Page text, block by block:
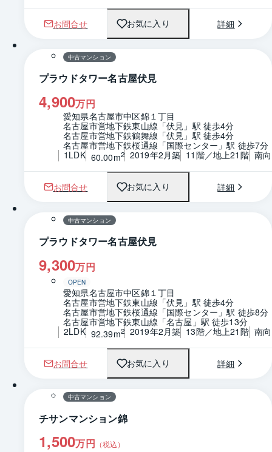
お問合せ お気に入り 詳細
1 / 0 間取り
中古マンション
プラウドタワー名古屋伏見
4,900万円
愛知県名古屋市中区錦１丁目
名古屋市営地下鉄東山線「伏見」駅 徒歩4分
名古屋市営地下鉄鶴舞線「伏見」駅 徒歩4分
名古屋市営地下鉄桜通線「国際センター」駅 徒歩7分
1LDK 60.00m2 2019年2月築 11階／地上21階 南
お問合せ お気に入り 詳細
1 / 0 間取り
中古マンション
プラウドタワー名古屋伏見
9,300万円
OPEN
愛知県名古屋市中区錦１丁目
名古屋市営地下鉄東山線「伏見」駅 徒歩4分
名古屋市営地下鉄桜通線「国際センター」駅 徒歩8分
名古屋市営地下鉄東山線「名古屋」駅 徒歩13分
2LDK 92.39m2 2019年2月築 13階／地上21階 南
お問合せ お気に入り 詳細
1 / 0 間取り
中古マンション
チサンマンション錦
1,500万円 （税込）